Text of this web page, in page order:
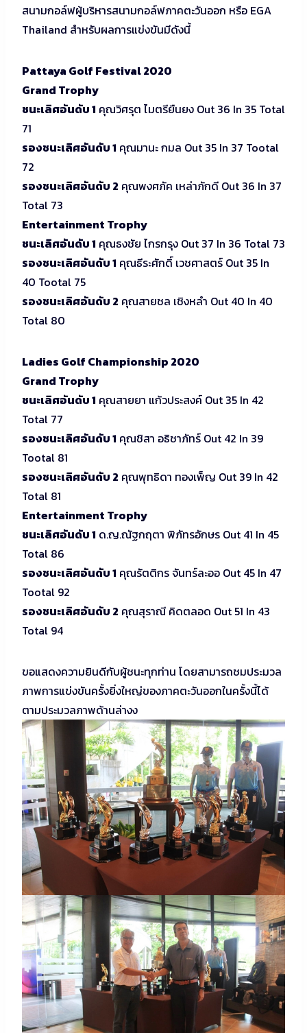
สนามกอล์ฟผู้บริหารสนามกอล์ฟภาคตะวันออก หรือ EGA
Thailand สำหรับผลการแข่งขันมีดังนี้
Pattaya Golf Festival 2020
Grand Trophy
ชนะเลิศอันดับ 1 คุณวิศรุต ไมตรียืนยง Out 36 In 35 Total
71
รองชนะเลิศอันดับ 1 คุณมานะ กมล Out 35 In 37 Tootal
72
รองชนะเลิศอันดับ 2 คุณพงศภัค เหล่าภักดี Out 36 In 37
Total 73
Entertainment Trophy
ชนะเลิศอันดับ 1 คุณธงชัย ไกรกรุง Out 37 In 36 Total 73
รองชนะเลิศอันดับ 1 คุณธีระศักดิ์ เวชศาสตร์ Out 35 In
40 Tootal 75
รองชนะเลิศอันดับ 2 คุณสายชล เชิงหลำ Out 40 In 40
Total 80
Ladies Golf Championship 2020
Grand Trophy
ชนะเลิศอันดับ 1 คุณสายยา แก้วประสงค์ Out 35 In 42
Total 77
รองชนะเลิศอันดับ 1 คุณชิสา อธิชาภัทร์ Out 42 In 39
Tootal 81
รองชนะเลิศอันดับ 2 คุณพุทธิดา ทองเพ็ญ Out 39 In 42
Total 81
Entertainment Trophy
ชนะเลิศอันดับ 1 ด.ญ.ณัฐกฤตา พิภัทรอักษร Out 41 In 45
Total 86
รองชนะเลิศอันดับ 1 คุณรัตติกร จันทร์ละออ Out 45 In 47
Tootal 92
รองชนะเลิศอันดับ 2 คุณสุราณี คิดตลอด Out 51 In 43
Total 94
ขอแสดงความยินดีกับผู้ชนะทุกท่าน โดยสามารถชมประมวล
ภาพการแข่งขันครั้งยิ่งใหญ่ของภาคตะวันออกในครั้งนี้ได้
ตามประมวลภาพด้านล่างง